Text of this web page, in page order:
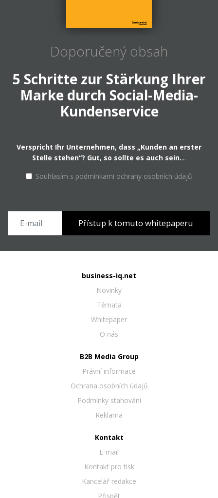
Doporučený obsah
5 Schritte zur Stärkung Ihrer
Marke durch Social-Media-
Kundenservice
Verspricht Ihr Unternehmen, dass „Kunden an erster
Stelle stehen“? Gut, so sollte es auch sein....
Souhlasím s podmínkami ochrany osobních údajů
business-iq.net
Novinky
Témata
Whitepaper
O nás
B2B Media Group
Právní informace
Ochrana osobních údajů
Podmínky stahování
Reklama
Kontakt
E-mail
Kontakt pro tisk
Kancelář redakce
Přispět